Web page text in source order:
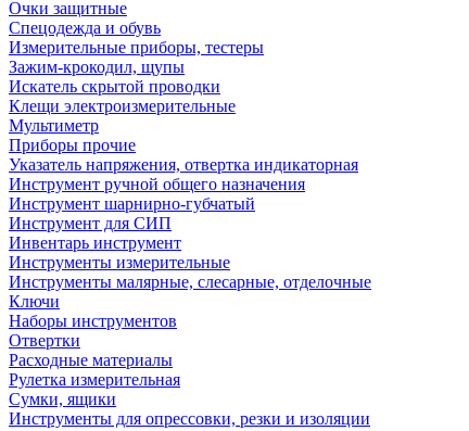
Очки защитные
Спецодежда и обувь
Измерительные приборы, тестеры
Зажим-крокодил, щупы
Искатель скрытой проводки
Клещи электроизмерительные
Мультиметр
Приборы прочие
Указатель напряжения, отвертка индикаторная
Инструмент ручной общего назначения
Инструмент шарнирно-губчатый
Инструмент для СИП
Инвентарь инструмент
Инструменты измерительные
Инструменты малярные, слесарные, отделочные
Ключи
Наборы инструментов
Отвертки
Расходные материалы
Рулетка измерительная
Сумки, ящики
Инструменты для опрессовки, резки и изоляции